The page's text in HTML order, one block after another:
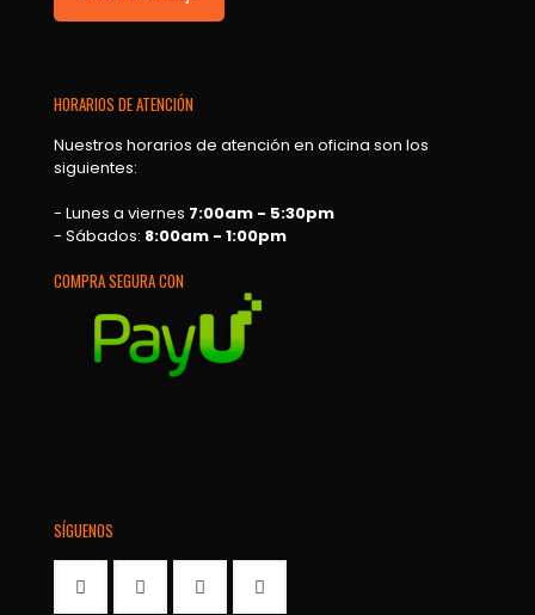
HORARIOS DE ATENCIÓN
Nuestros horarios de atención en oficina son los
siguientes:
- Lunes a viernes 7:00am - 5:30pm
- Sábados: 8:00am - 1:00pm
COMPRA SEGURA CON
SÍGUENOS